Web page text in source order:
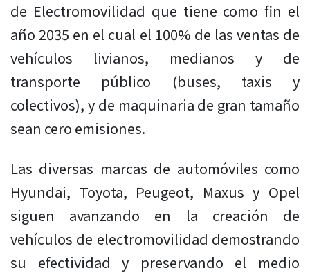
de Electromovilidad que tiene como fin el
año 2035 en el cual el 100% de las ventas de
vehículos livianos, medianos y de
transporte público (buses, taxis y
colectivos), y de maquinaria de gran tamaño
sean cero emisiones.
Las diversas marcas de automóviles como
Hyundai, Toyota, Peugeot, Maxus y Opel
siguen avanzando en la creación de
vehículos de electromovilidad demostrando
su efectividad y preservando el medio